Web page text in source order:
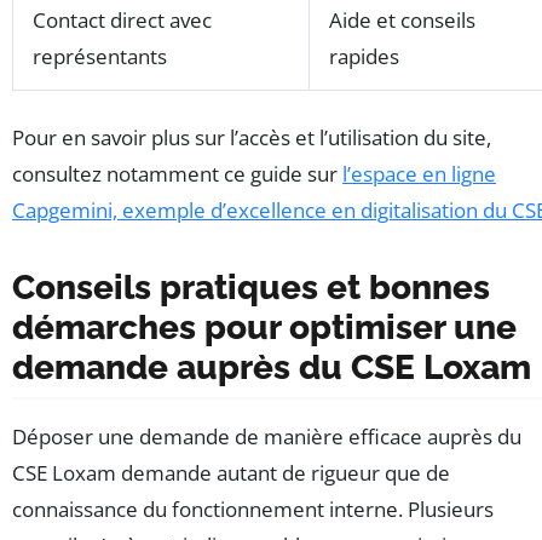
Contact direct avec
représentants
Aide et conseils
rapides
Pour en savoir plus sur l’accès et l’utilisation du site,
consultez notamment ce guide sur l’espace en ligne
Capgemini, exemple d’excellence en digitalisation du
Conseils pratiques et bonnes
démarches pour optimiser une
demande auprès du CSE Loxam
Déposer une demande de manière efficace auprès du
CSE Loxam demande autant de rigueur que de
connaissance du fonctionnement interne. Plusieurs